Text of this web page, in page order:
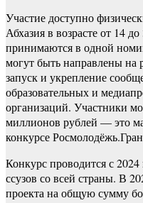
Участие доступно
Абхазия в возрасте от 14
принимаются в одной
могут быть направлены на
запуск и укрепление
образовательных и
организаций. Участники
миллионов рублей — это
конкурсе
Конкурс проводится с
ссузов со всей страны. В
проекта на общую сумму